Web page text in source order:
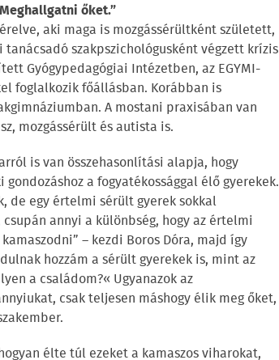
őket.”
aki maga is mozgássérültként született,
szakpszichológusként végzett krízis
Gyógypedagógiai Intézetben, az EGYMI-
foglalkozik főállásban. Korábban is
A mostani praxisában van
mozgássérült és autista is.
is van összehasonlítási alapja, hogy
a fogyatékossággal élő gyerekek.
de egy értelmi sérült gyerek sokkal
annyi a különbség, hogy az értelmi
– kezdi Boros Dóra, majd így
hozzám a sérült gyerekek is, mint az
a családom?« Ugyanazok az
csak teljesen máshogy élik meg őket,
élte túl ezeket a kamaszos viharokat,